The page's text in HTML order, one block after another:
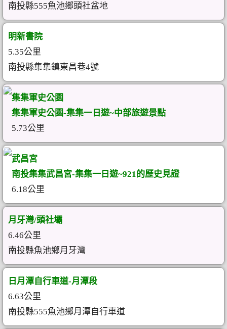
南投縣555魚池鄉頭社盆地
明新書院
5.35公里
南投縣集集鎮東昌巷4號
集集軍史公園
集集軍史公園-集集一日遊~中部旅遊景點
5.73公里
武昌宮
南投集集武昌宮-集集一日遊~921的歷史見證
6.18公里
月牙灣/頭社壩
6.46公里
南投縣魚池鄉月牙灣
日月潭自行車道-月潭段
6.63公里
南投縣555魚池鄉月潭自行車道